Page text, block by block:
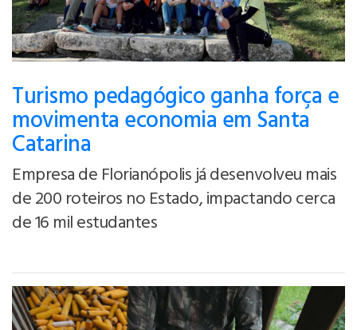
Turismo pedagógico ganha força e
movimenta economia em Santa
Catarina
Empresa de Florianópolis já desenvolveu mais
de 200 roteiros no Estado, impactando cerca
de 16 mil estudantes